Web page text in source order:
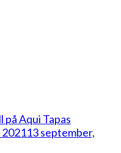
Aqui Tapas
202113 september,